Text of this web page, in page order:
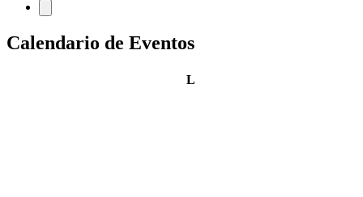
Calendario de Eventos
Llunes